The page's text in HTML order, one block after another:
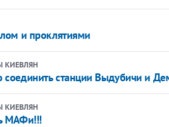
и проклятиями
КИЕВЛЯН
соединить станции Выдубичи и
КИЕВЛЯН
МАФи!!!